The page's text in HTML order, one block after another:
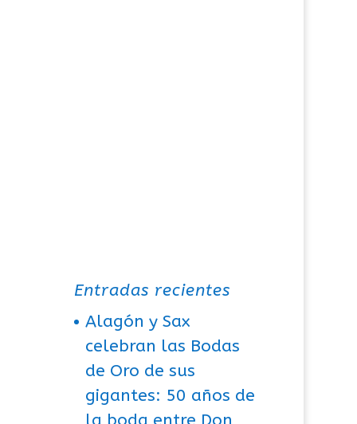
Entradas recientes
Alagón y Sax
celebran las Bodas
de Oro de sus
gigantes: 50 años de